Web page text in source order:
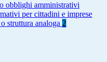
obblighi amministrativi
per cittadini e imprese
struttura analoga 2